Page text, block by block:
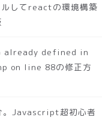
してreactの環境構築
already defined in
on line 88の修正方
。Javascript超初心者